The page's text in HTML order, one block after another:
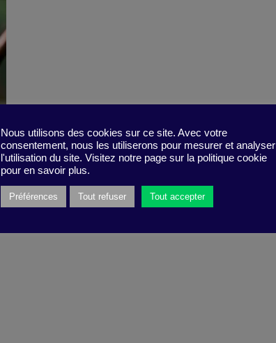
Nous utilisons des cookies sur ce site. Avec votre
consentement, nous les utiliserons pour mesurer et analyser
l'utilisation du site. Visitez notre page sur la politique cookie
pour en savoir plus.
Préférences Tout refuser Tout accepter